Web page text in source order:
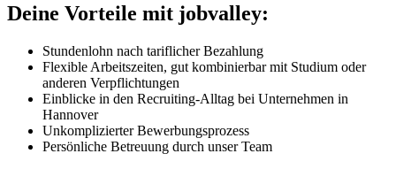
Deine Vorteile mit jobvalley:
Stundenlohn nach tariflicher Bezahlung
Flexible Arbeitszeiten, gut kombinierbar mit Studium oder
anderen Verpflichtungen
Einblicke in den Recruiting-Alltag bei Unternehmen in
Hannover
Unkomplizierter Bewerbungsprozess
Persönliche Betreuung durch unser Team